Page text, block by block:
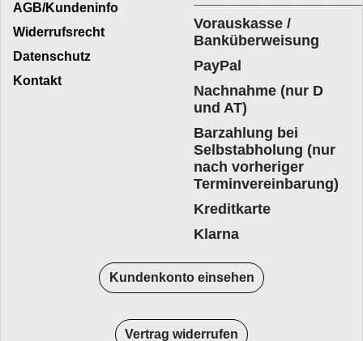
AGB/Kundeninfo
Widerrufsrecht
Datenschutz
Kontakt
Vorauskasse /
Banküberweisung
PayPal
Nachnahme (nur D
und AT)
Barzahlung bei
Selbstabholung (nur
nach vorheriger
Terminvereinbarung)
Kreditkarte
Klarna
Kundenkonto einsehen
Vertrag widerrufen